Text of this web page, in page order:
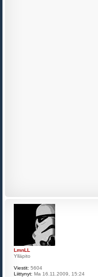
LmnLL
Ylläpito
Viestit: 5604
Liittynyt: Ma 16.11.2009, 15:24